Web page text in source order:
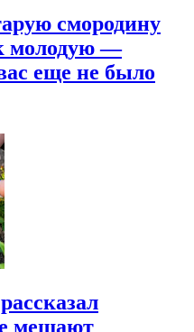
смородину
молодую —
еще не было
мешают